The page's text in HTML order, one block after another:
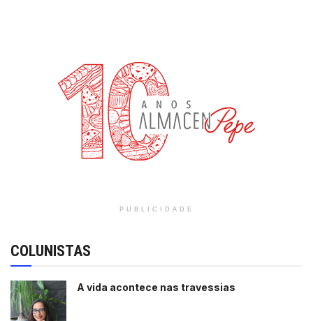
PUBLICIDADE
COLUNISTAS
A vida acontece nas travessias